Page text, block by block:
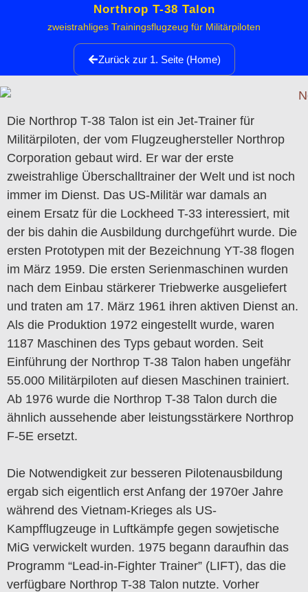
Northrop T-38 Talon
zweistrahliges Trainingsflugzeug für Militärpiloten
Zurück zur 1. Seite (Home)
Die Northrop T-38 Talon ist ein Jet-Trainer für
Militärpiloten, der vom Flugzeughersteller Northrop
Corporation gebaut wird. Er war der erste
zweistrahlige Überschalltrainer der Welt und ist noch
immer im Dienst. Das US-Militär war damals an
einem Ersatz für die Lockheed T-33 interessiert, mit
der bis dahin die Ausbildung durchgeführt wurde. Die
ersten Prototypen mit der Bezeichnung YT-38 flogen
im März 1959. Die ersten Serienmaschinen wurden
nach dem Einbau stärkerer Triebwerke ausgeliefert
und traten am 17. März 1961 ihren aktiven Dienst an.
Als die Produktion 1972 eingestellt wurde, waren
1187 Maschinen des Typs gebaut worden. Seit
Einführung der Northrop T-38 Talon haben ungefähr
55.000 Militärpiloten auf diesen Maschinen trainiert.
Ab 1976 wurde die Northrop T-38 Talon durch die
ähnlich aussehende aber leistungsstärkere Northrop
F-5E ersetzt.
Die Notwendigkeit zur besseren Pilotenausbildung
ergab sich eigentlich erst Anfang der 1970er Jahre
während des Vietnam-Krieges als US-
Kampfflugzeuge in Luftkämpfe gegen sowjetische
MiG verwickelt wurden. 1975 begann daraufhin das
Programm “Lead-in-Fighter Trainer” (LIFT), das die
verfügbare Northrop T-38 Talon nutzte. Vorher